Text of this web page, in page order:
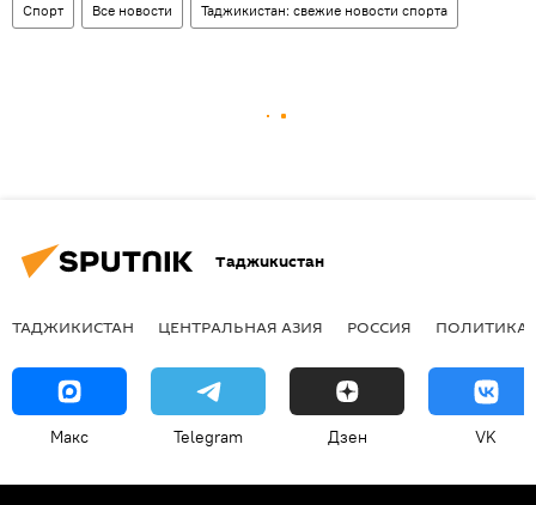
Спорт Все новости Таджикистан: свежие новости спорта
Таджикистан
ТАДЖИКИСТАН ЦЕНТРАЛЬНАЯ АЗИЯ РОССИЯ ПОЛИТИКА
Макс Telegram Дзен VK